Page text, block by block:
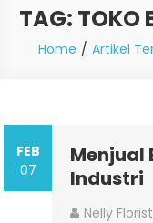
TAG: TOKO
Home Artikel
FEB
07
Menjual
Industri
Nelly Florist